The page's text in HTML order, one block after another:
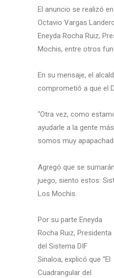
El anuncio se realizó
Octavio Vargas
Eneyda Rocha Ruiz,
Mochis, entre otros
En su mensaje, el
comprometió a que el
“Otra vez, como
ayudarle a la gente
somos muy
Agregó que se
juego, siento estos:
Los Mochis.
Por su parte Eneyda
Rocha Ruiz, Presidenta
del Sistema DIF
Sinaloa, explicó que “El
Cuadrangular del